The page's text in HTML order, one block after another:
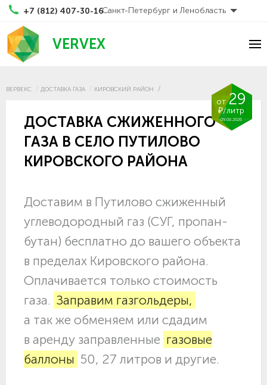
+7 (812) 407-30-16Санкт-Петербург и Ленобласть
VERVEX
ВЕРВЕКС ДОСТАВКА ГАЗА КИРОВСКИЙ РАЙОН
от29
₽/литр
09.08.2026
ДОСТАВКА СЖИЖЕННОГО
ГАЗА В СЕЛО ПУТИЛОВО
КИРОВСКОГО РАЙОНА
Доставим в Путилово сжиженный
углеводородный газ (СУГ, пропан-
бутан) бесплатно до вашего объекта
в пределах Кировского района.
Оплачивается только стоимость
газа. Заправим газгольдеры,
а так же обменяем или сдадим
в аренду заправленные газовые
баллоны 50, 27 литров и другие.